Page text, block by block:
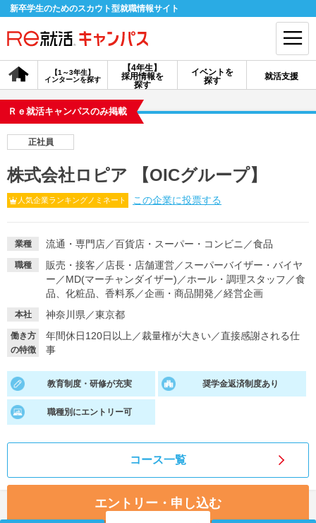
新卒学生のためのスカウト型就職情報サイト
【4年生】
採用情報を
探す
【1～3年生】
インターンを探す
イベントを
探す
就活支援
会員登録 ログイン
探す
【4年生】
採用情報を探す
【4年生】
イベントを探す スカウト お知らせ
就活支援 就活コラム
あなたに合う仕事を診断！
就活ニュースペーパー よくある質問
Ｒｅ就活キャンパスのみ掲載
正社員
株式会社ロピア 【OICグループ】
人気企業ランキングノミネート この企業に投票する
業種 流通・専門店／百貨店・スーパー・コンビニ ／食品
職種 販売・接客 ／ 店長・店舗運営／ スーパーバイザー・バイヤ
ー ／MD(マーチャンダイザー) ／ホール・調理スタッフ ／食
品、化粧品、香料系 ／企画・商品開発 ／経営企画
本社 神奈川県／東京都
働き方
の特徴
年間休日120日以上 ／裁量権が大きい／直接感謝される仕
事
教育制度・研修が充実 奨学金返済制度あり
職種別にエントリー可
コース一覧
エントリー・申し込む